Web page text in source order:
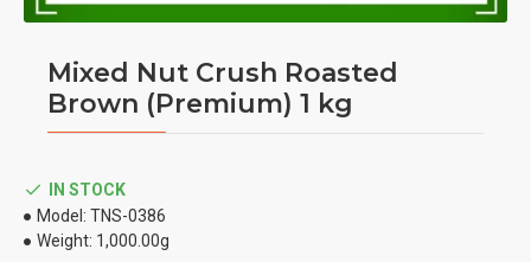
Mixed Nut Crush Roasted
Brown (Premium) 1 kg
IN STOCK
Model: TNS-0386
Weight: 1,000.00g